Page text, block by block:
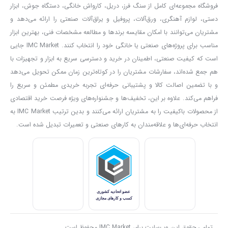
3 متری و قفل ایمنی خودکار، گزینه‌ای مناسب برای کاربرانی است که به
یک ابزار بالابر مقاوم و کاربردی برای محیط‌های صنعتی و کارگاهی نیاز
دارند.
پیش از استفاده، زنجیر، قلاب‌ها و سایر اجزای جرثقیل را بررسی کنید و از
سالم بودن آن‌ها اطمینان داشته باشید. زنجیر باید به‌صورت صحیح در
مسیر خود قرار گرفته و بدون پیچ‌خوردگی یا آسیب‌دیدگی باشد.
همچنین باید ازاعمال بار بیشتر از ظرفیت مجاز دستگاهخودداری کرده و
هرگز از جرثقیل دستی برای بلند کردن افراد استفاده نکنید. روغن‌کاری و
سرویس منظم زنجیر و اجزای متحرک نیز به افزایش طول عمر و حفظ
عملکرد صحیح دستگاه کمک می‌کند.
، ابزاری مقاوم و کاربردی برای بلند کردن و جابه‌جایی بارهای
سنگین در اختیار خواهید داشت. تضمین اصالت کالا، قیمت رقابتی، ارسال
فروشگاه مجموعه‌ای کامل از سنگ فرز، دریل، کارواش خانگی، دستگاه جوش، ابزار
دستی، لوازم آهنگری، ورق‌آلات، پروفیل و یراق‌آلات صنعتی را ارائه می‌دهد و
مشتریان می‌توانند با امکان مقایسه برندها و مطالعه مشخصات فنی، بهترین ابزار
مناسب برای پروژه‌های صنعتی یا خانگی خود را انتخاب کنند. IMC Market جایی
است که کیفیت صنعتی، اطمینان در خرید و دسترسی سریع به ابزار و تجهیزات با
هم جمع شده‌اند، سفارشات مشتریان را در کوتاه‌ترین زمان ممکن تحویل می‌دهد
و با تضمین اصالت کالا و پشتیبانی حرفه‌ای تجربه خریدی مطمئن و سریع را
فراهم می‌کند. علاوه بر این، تخفیف‌ها و جشنواره‌های ویژه فرصت خرید اقتصادی
از محصولات باکیفیت را به مشتریان ارائه می‌کنند و بدین ترتیب IMC Market به
انتخاب حرفه‌ای‌ها و علاقه‌مندان به کارهای صنعتی و تعمیرات تبدیل شده است.